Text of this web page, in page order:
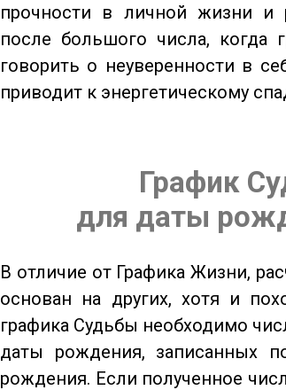
прочности в личной жизни и
после большого числа, когда
говорить о неуверенности в
приводит к энергетическому
График
для даты
В отличие от Графика Жизни,
основан на других, хотя и
графика Судьбы необходимо
даты рождения, записанных
рождения. Если полученное